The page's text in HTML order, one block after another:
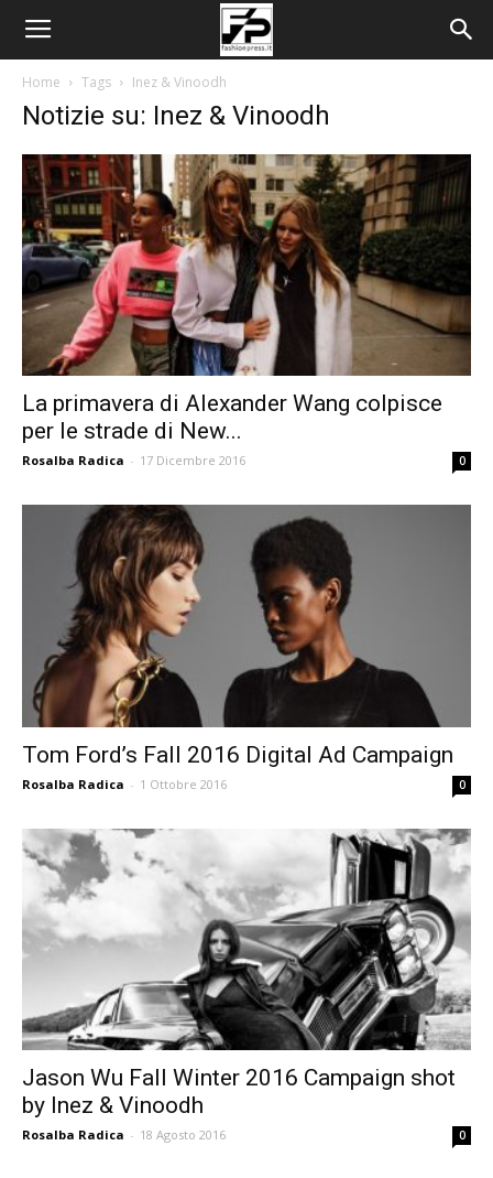
Home Tags Inez & Vinoodh
Notizie su: Inez & Vinoodh
La primavera di Alexander Wang colpisce
per le strade di New...
Rosalba Radica - 17 Dicembre 2016 0
Tom Ford’s Fall 2016 Digital Ad Campaign
Rosalba Radica - 1 Ottobre 2016 0
Jason Wu Fall Winter 2016 Campaign shot
by Inez & Vinoodh
Rosalba Radica - 18 Agosto 2016 0